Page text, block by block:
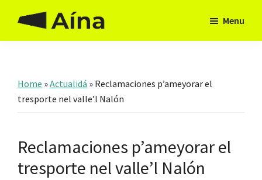
main
footer
Hai
Menu
Home »Actualidá » Reclamaciones p’ameyorar el
tresporte nel valle’l Nalón
Reclamaciones p’ameyorar el
tresporte nel valle’l Nalón